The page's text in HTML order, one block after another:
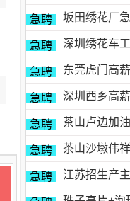
急聘 坂田绣花厂
急聘 深圳绣花车
急聘 东莞虎门高
急聘 深圳西乡高
急聘 茶山卢边加油站附近招
急聘 茶山沙墩伟祥绣花厂
急聘 江苏招生产